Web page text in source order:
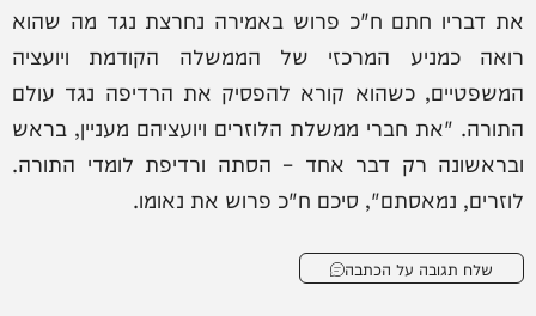
את דבריו חתם ח"כ פרוש באמירה נחרצת נגד מה שהוא
רואה כמניע המרכזי של הממשלה הקודמת ויועציה
המשפטיים, כשהוא קורא להפסיק את הרדיפה נגד עולם
התורה. "את חברי ממשלת הלוזרים ויועציהם מעניין, בראש
ובראשונה רק דבר אחד – הסתה ורדיפת לומדי התורה.
לוזרים, נמאסתם", סיכם ח"כ פרוש את נאומו.
שלח תגובה על הכתבה